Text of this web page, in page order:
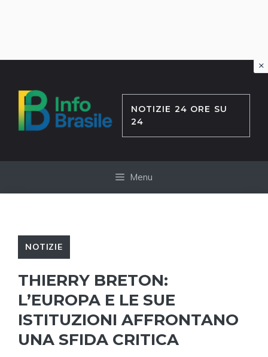
contenuto
NOTIZIE 24 ORE SU
24
Menu
NOTIZIE
THIERRY BRETON:
L’EUROPA E LE SUE
ISTITUZIONI AFFRONTANO
UNA SFIDA CRITICA
×